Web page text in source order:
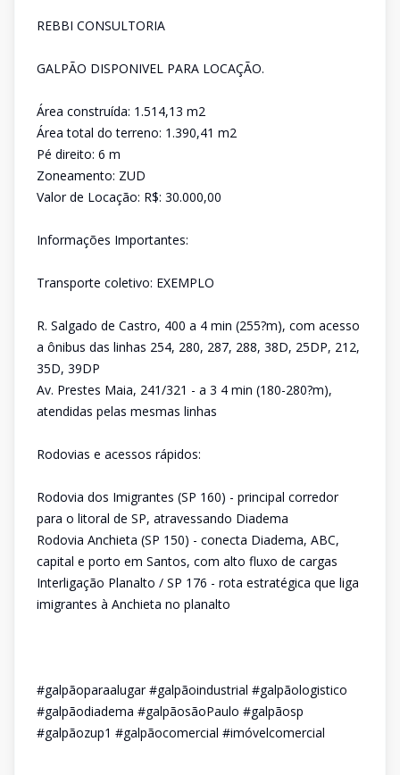
REBBI CONSULTORIA
GALPÃO DISPONIVEL PARA LOCAÇÃO.
Área construída: 1.514,13 m2
Área total do terreno: 1.390,41 m2
Pé direito: 6 m
Zoneamento: ZUD
Valor de Locação: R$: 30.000,00
Informações Importantes:
Transporte coletivo: EXEMPLO
R. Salgado de Castro, 400 a 4 min (255?m), com acesso
a ônibus das linhas 254, 280, 287, 288, 38D, 25DP, 212,
35D, 39DP
Av. Prestes Maia, 241/321 - a 3 4 min (180-280?m),
atendidas pelas mesmas linhas
Rodovias e acessos rápidos:
Rodovia dos Imigrantes (SP 160) - principal corredor
para o litoral de SP, atravessando Diadema
Rodovia Anchieta (SP 150) - conecta Diadema, ABC,
capital e porto em Santos, com alto fluxo de cargas
Interligação Planalto / SP 176 - rota estratégica que liga
imigrantes à Anchieta no planalto
#galpãoparaalugar #galpãoindustrial #galpãologistico
#galpãodiadema #galpãosãoPaulo #galpãosp
#galpãozup1 #galpãocomercial #imóvelcomercial